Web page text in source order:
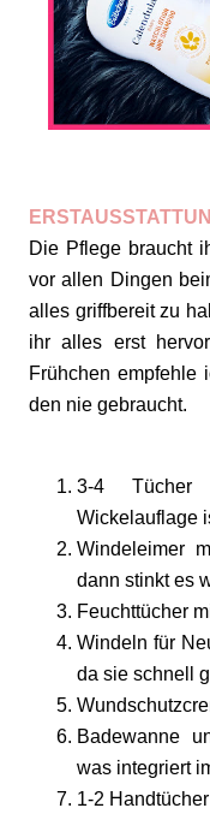
Die Pflege braucht
vor allen Dingen
alles griffbereit zu
ihr alles erst
Frühchen empfehle
den nie gebraucht.
3-4 Tücher
Wickelauflage
Windeleimer
dann stinkt es
Feuchttücher
Windeln für
da sie schnell
Badewanne
was integriert
1-2